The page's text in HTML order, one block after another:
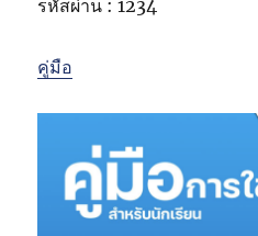
รหัสผ่าน : 1234
คู่มือ